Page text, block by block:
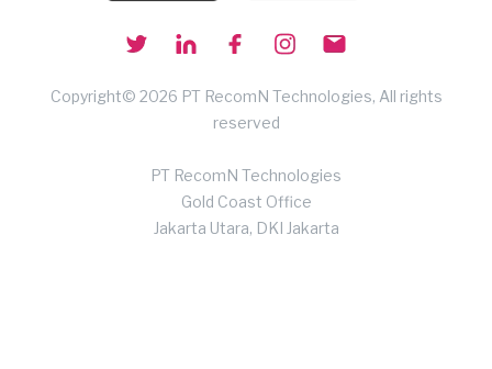
Copyright© 2026 PT RecomN Technologies, All rights
reserved
PT RecomN Technologies
Gold Coast Office
Jakarta Utara, DKI Jakarta